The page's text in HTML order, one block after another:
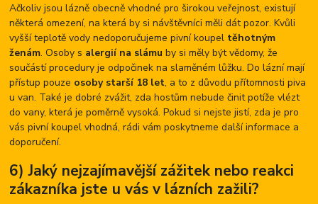
Ačkoliv jsou lázně obecně vhodné pro širokou veřejnost, existují
některá omezení, na která by si návštěvníci měli dát pozor. Kvůli
vyšší teplotě vody nedoporučujeme pivní koupel těhotným
ženám. Osoby s alergií na slámu by si měly být vědomy, že
součástí procedury je odpočinek na slaměném lůžku. Do lázní mají
přístup pouze osoby starší 18 let, a to z důvodu přítomnosti piva
u van. Také je dobré zvážit, zda hostům nebude činit potíže vlézt
do vany, která je poměrně vysoká. Pokud si nejste jistí, zda je pro
vás pivní koupel vhodná, rádi vám poskytneme další informace a
doporučení.
6) Jaký nejzajímavější zážitek nebo reakci
zákazníka jste u vás v lázních zažili?